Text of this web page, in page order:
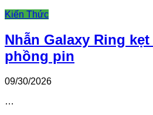
Kiến Thức
Nhẫn Galaxy Ring
phồng pin
09/30/2026
…